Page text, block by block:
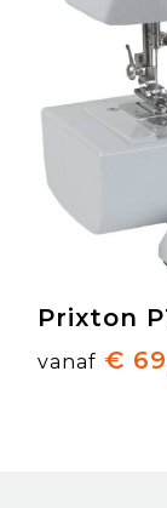
Prixton
vanaf €